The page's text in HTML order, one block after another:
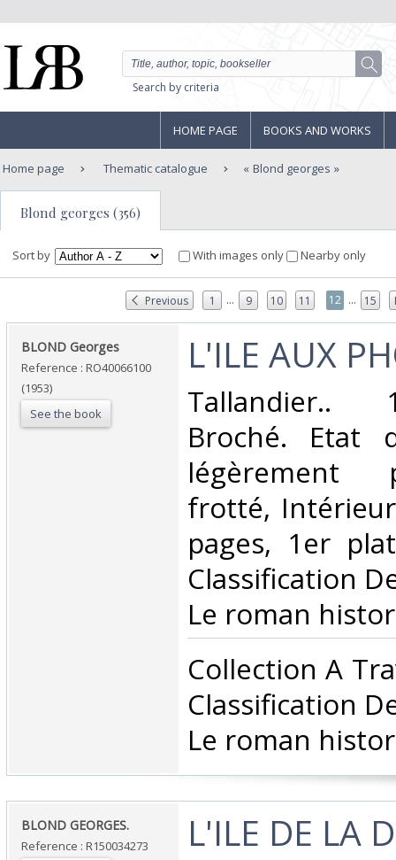
Search by criteria
HOME PAGE BOOKS AND WORKS
Home page Thematic catalogue Blond georges
Blond georges (356)
Sort by With images only Nearby only
Previous 1 ... 9 10 11 12 ... 15
‎BLOND Georges‎
Reference : RO40066100
(1953)
See the book
‎L'ILE AUX
‎Tallandier..
Broché. Etat
légèrement
frotté,
pages, 1er
Classification
Le roman
‎Collection A
Classification
Le roman
‎BLOND GEORGES.‎
Reference : R150034273
‎L'ILE DE LA